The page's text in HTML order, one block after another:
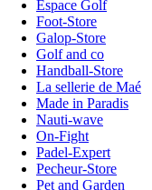
Espace Golf
Foot-Store
Galop-Store
Golf and co
Handball-Store
La sellerie de Maé
Made in Paradis
Nauti-wave
On-Fight
Padel-Expert
Pecheur-Store
Pet and Garden